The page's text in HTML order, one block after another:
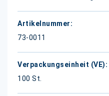
73-0011
100 St.